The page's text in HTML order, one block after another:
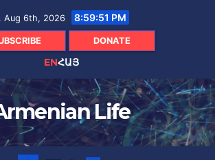
Aug 6th, 2026 8:59:52 PM
DONATE
ENՀԱՅ
Life